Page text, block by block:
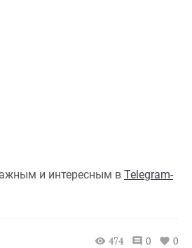
и интересным в Telegram-
474 0 0